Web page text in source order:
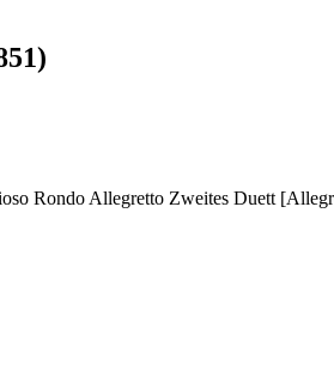
)
Rondo Allegretto Zweites Duett